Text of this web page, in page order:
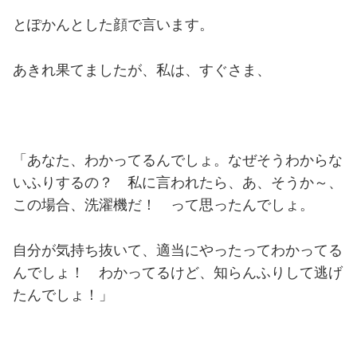
とぽかんとした顔で言います。
あきれ果てましたが、私は、すぐさま、
「あなた、わかってるんでしょ。なぜそうわからな
いふりするの？ 私に言われたら、あ、そうか～、
この場合、洗濯機だ！ って思ったんでしょ。
自分が気持ち抜いて、適当にやったってわかってる
んでしょ！ わかってるけど、知らんふりして逃げ
たんでしょ！」